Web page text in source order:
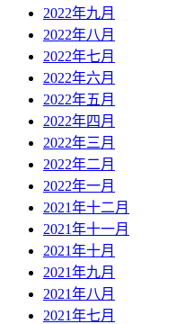
2022年九月
2022年八月
2022年七月
2022年六月
2022年五月
2022年四月
2022年三月
2022年二月
2022年一月
2021年十二月
2021年十一月
2021年十月
2021年九月
2021年八月
2021年七月